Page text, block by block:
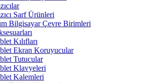
Sarf Ürünleri
Bilgisayar Çevre Birimleri
Kılıfları
Ekran Koruyucular
Tutucular
Klavyeleri
Kalemleri